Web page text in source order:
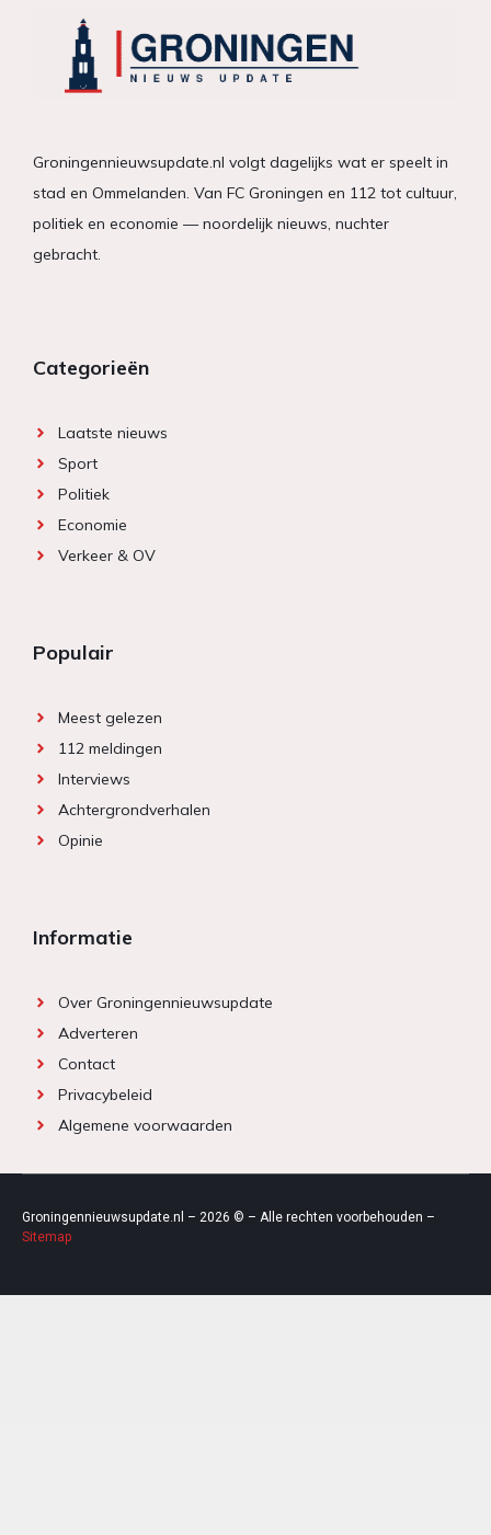
Groningennieuwsupdate.nl volgt dagelijks wat er speelt in
stad en Ommelanden. Van FC Groningen en 112 tot cultuur,
politiek en economie — noordelijk nieuws, nuchter
gebracht.
Categorieën
Laatste nieuws
Sport
Politiek
Economie
Verkeer & OV
Populair
Meest gelezen
112 meldingen
Interviews
Achtergrondverhalen
Opinie
Informatie
Over Groningennieuwsupdate
Adverteren
Contact
Privacybeleid
Algemene voorwaarden
Groningennieuwsupdate.nl – 2026 © – Alle rechten voorbehouden –
Sitemap